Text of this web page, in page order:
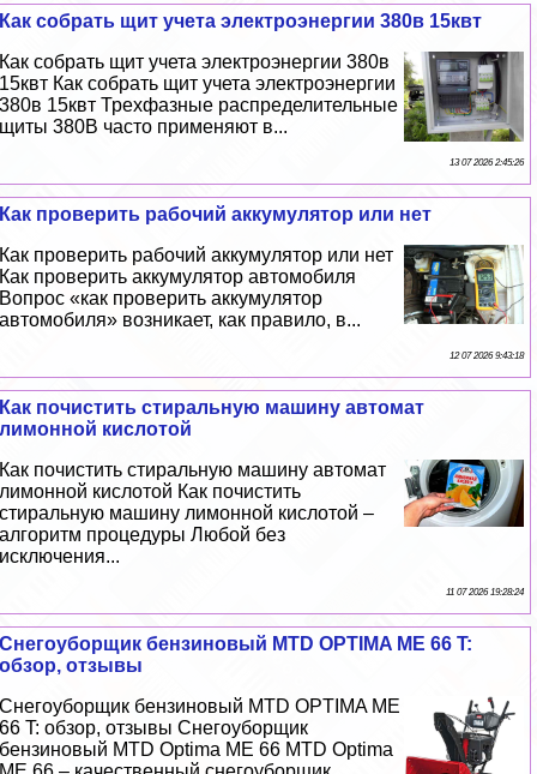
Как собрать щит учета электроэнергии 380в 15квт
Как собрать щит учета электроэнергии 380в
15квт Как собрать щит учета электроэнергии
380в 15квт Трехфазные распределительные
щиты 380В часто применяют в...
13 07 2026 2:45:26
Как проверить рабочий аккумулятор или нет
Как проверить рабочий аккумулятор или нет
Как проверить аккумулятор автомобиля
Вопрос «как проверить аккумулятор
автомобиля» возникает, как правило, в...
12 07 2026 9:43:18
Как почистить стиральную машину автомат
лимонной кислотой
Как почистить стиральную машину автомат
лимонной кислотой Как почистить
стиральную машину лимонной кислотой –
алгоритм процедуры Любой без
исключения...
11 07 2026 19:28:24
Снегоуборщик бензиновый MTD OPTIMA ME 66 T:
обзор, отзывы
Снегоуборщик бензиновый MTD OPTIMA ME
66 T: обзор, отзывы Снегоуборщик
бензиновый MTD Optima ME 66 MTD Optima